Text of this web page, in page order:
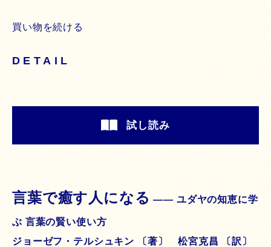
買い物を続ける
DETAIL
試し読み
言葉で癒す人になる―― ユダヤの知恵に学
ぶ 言葉の賢い使い方
ジョーゼフ・テルシュキン 〔著〕 松宮克昌 〔訳〕